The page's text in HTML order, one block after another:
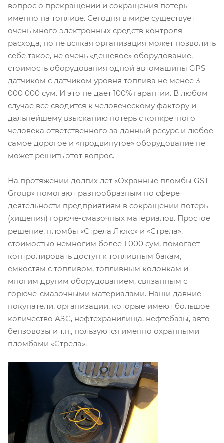
вопрос о прекращении и сокращения потерь
именно на топливе. Сегодня в мире существует
очень много электронных средств контроля
расхода, но не всякая организация может позволить
себе такое, не очень «дешевое» оборудование,
стоимость оборудования одной автомашины GPS
датчиком с датчиком уровня топлива не менее 3
000 000 сум. И это не дает 100% гарантии. В любом
случае все сводится к человеческому фактору и
дальнейшему взысканию потерь с конкретного
человека ответственного за данный ресурс и любое
самое дорогое и «продвинутое» оборудование не
может решить этот вопрос.
На протяжении долгих лет «Охранные пломбы GST
Group» помогают разнообразным по сфере
деятельности предприятиям в сокращении потерь
(хищения) горюче-смазочных материалов. Простое
решение, пломбы «Стрела Люкс» и «Стрела»,
стоимостью немногим более 1 000 сум, помогает
контролировать доступ к топливным бакам,
емкостям с топливом, топливным колонкам и
многим другим оборудованием, связанным с
горюче-смазочными материалами. Наши давние
покупатели, организации, которые имеют большое
количество АЗС, нефтехранилища, нефтебазы, авто
бензовозы и т.п., пользуются именно охранными
пломбами «Стрела».